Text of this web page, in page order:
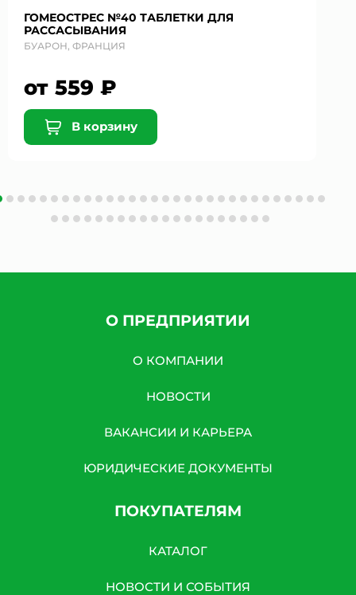
ГОМЕОСТРЕС №40 ТАБЛЕТКИ ДЛЯ
РАССАСЫВАНИЯ
БУАРОН, ФРАНЦИЯ
от 559 ₽
В корзину
О ПРЕДПРИЯТИИ
О КОМПАНИИ
НОВОСТИ
ВАКАНСИИ И КАРЬЕРА
ЮРИДИЧЕСКИЕ ДОКУМЕНТЫ
ПОКУПАТЕЛЯМ
КАТАЛОГ
НОВОСТИ И СОБЫТИЯ